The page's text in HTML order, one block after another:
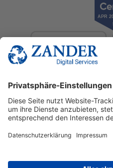
© 2025 Zander Digital